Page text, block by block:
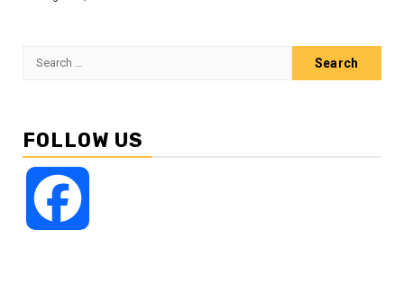
Search
FOLLOW US